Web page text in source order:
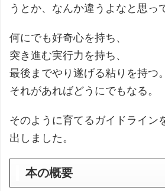
うとか、なんか違うよなと思っ
何にでも好奇心を持ち、
突き進む実行力を持ち、
最後までやり遂げる粘りを持つ。
それがあればどうにでもなる。
そのように育てるガイドライン
出しました。
本の概要